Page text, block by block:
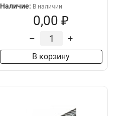
Наличие: В наличии
0,00 ₽
– +
В корзину